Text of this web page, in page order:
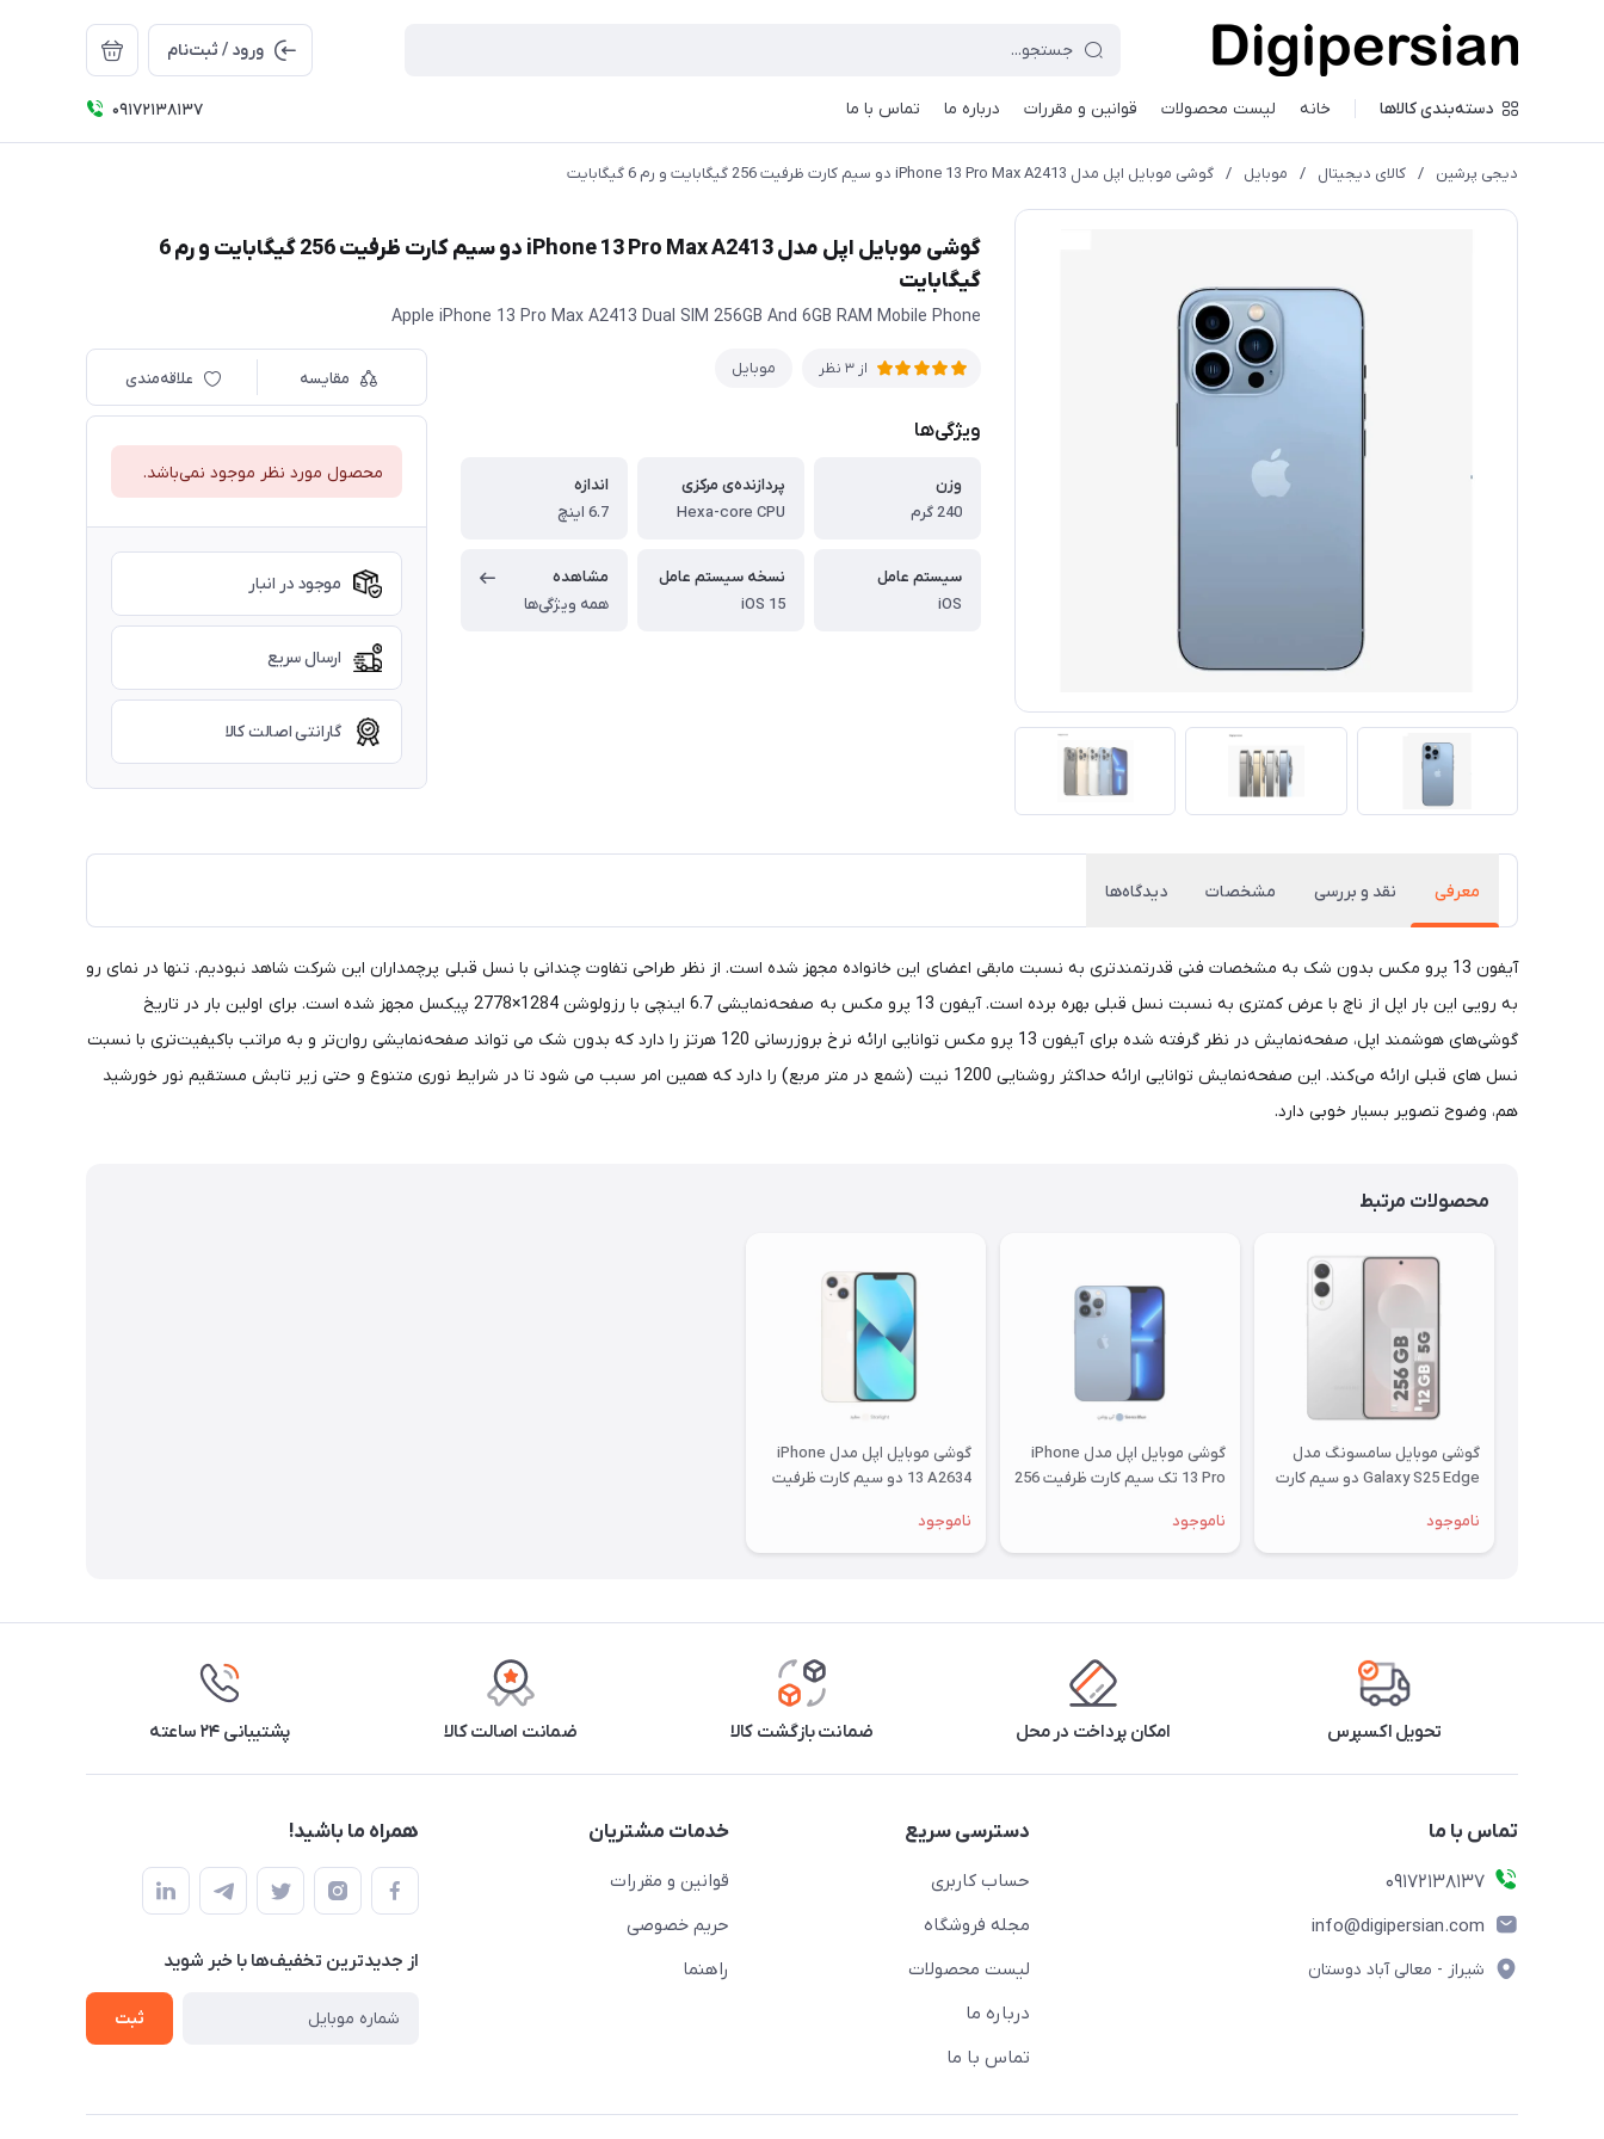
ورود / ثبت‌نام
دسته‌بندی کالاها خانه لیست محصولات قوانین و مقررات درباره ما تماس با ما 09172138137
دیجی پرشین / کالای دیجیتال / موبایل / گوشی موبایل اپل مدل iPhone 13 Pro Max A2413 دو سیم‌ کارت ظرفیت 256 گیگابایت و رم 6 گیگابایت
گوشی موبایل اپل مدل iPhone 13 Pro Max A2413 دو سیم‌ کارت ظرفیت 256 گیگابایت و رم 6
گیگابایت
Apple iPhone 13 Pro Max A2413 Dual SIM 256GB And 6GB RAM Mobile Phone
از 3 نظر موبایل
ویژگی‌ها
وزن
240 گرم
پردازنده‌ی مرکزی
Hexa-core CPU
اندازه
6.7 اینچ
سیستم عامل
iOS
نسخه سیستم عامل
iOS 15
مشاهده
همه ویژگی‌ها
مقایسه علاقه‌مندی
محصول مورد نظر موجود نمی‌باشد.
موجود در انبار
ارسال سریع
گارانتی اصالت کالا
معرفی نقد و بررسی مشخصات دیدگاه‌ها
آیفون 13 پرو مکس بدون شک به مشخصات فنی قدرتمند‌تری به نسبت ما‌بقی اعضای این خانواده مجهز شده است. از نظر طراحی تفاوت چندانی با نسل قبلی پرچمداران این شرکت شاهد نبودیم. تنها در نمای رو
به رویی این بار اپل از ناچ با عرض کمتری به نسبت نسل قبلی بهره برده است. آیفون 13 پرو مکس به صفحه‌نمایشی 6.7 اینچی با رزولوشن 1284×2778 پیکسل مجهز شده است. برای اولین بار در تاریخ
گوشی‌های هوشمند اپل، صفحه‌نمایش در نظر گرفته شده برای آیفون 13 پرو مکس توانایی ارائه نرخ بروزرسانی 120 هرتز را دارد که بدون شک می تواند صفحه‌نمایشی روان‌تر و به مراتب با‌کیفیت‌تری با نسبت
نسل های قبلی ارائه می‌کند. این صفحه‌نمایش توانایی ارائه حداکثر روشنایی 1200 نیت (شمع در متر مربع) را دارد که همین امر سبب می شود تا در شرایط نوری متنوع و حتی زیر تابش مستقیم نور خورشید
هم، وضوح تصویر بسیار خوبی دارد.
محصولات مرتبط
گوشی موبایل سامسونگ مدل
Galaxy S25 Edge دو سیم کارت
گیگابایت - ویتنام
ناموجود
گوشی موبایل اپل مدل iPhone
13 Pro تک سیم کارت ظرفیت 256
ناموجود
گوشی موبایل اپل مدل iPhone
13 A2634 دو سیم‌ کارت ظرفیت
ناموجود
تحویل اکسپرس امکان پرداخت در محل ضمانت بازگشت کالا ضمانت اصالت کالا پشتیبانی ۲۴ ساعته
تماس با ما
09172138137
info@digipersian.com
شیراز - معالی آباد دوستان
دسترسی سریع
حساب کاربری
مجله فروشگاه
لیست محصولات
درباره ما
تماس با ما
خدمات مشتریان
قوانین و مقررات
حریم خصوصی
راهنما
همراه ما باشید!
از جدید‌ترین تخفیف‌ها با‌ خبر شوید
ثبت